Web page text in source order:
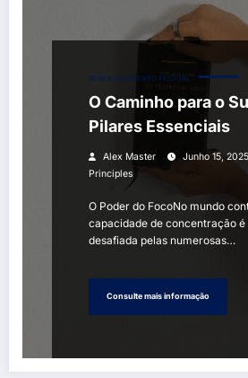
DESENVOLVIMENTO PESSOAL
O Caminho para o
Pilares Essenciais
Alex Master Junho 15, 2025
Principles
O Poder do FocoNo mundo
capacidade de concentração
desafiada pelas numerosas…
Consulte mais informação